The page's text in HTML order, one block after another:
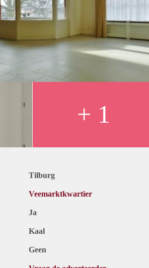
+ 1
Tilburg
Veemarktkwartier
Ja
Kaal
Geen